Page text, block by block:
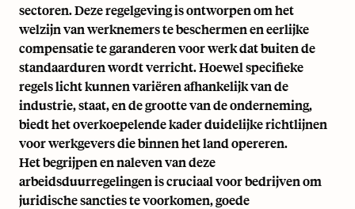
sectoren. Deze regelgeving is ontworpen om het
welzijn van werknemers te beschermen en eerlijke
compensatie te garanderen voor werk dat buiten de
standaarduren wordt verricht. Hoewel specifieke
regels licht kunnen variëren afhankelijk van de
industrie, staat, en de grootte van de onderneming,
biedt het overkoepelende kader duidelijke richtlijnen
voor werkgevers die binnen het land opereren.
Het begrijpen en naleven van deze
arbeidsduurregelingen is cruciaal voor bedrijven om
juridische sancties te voorkomen, goede